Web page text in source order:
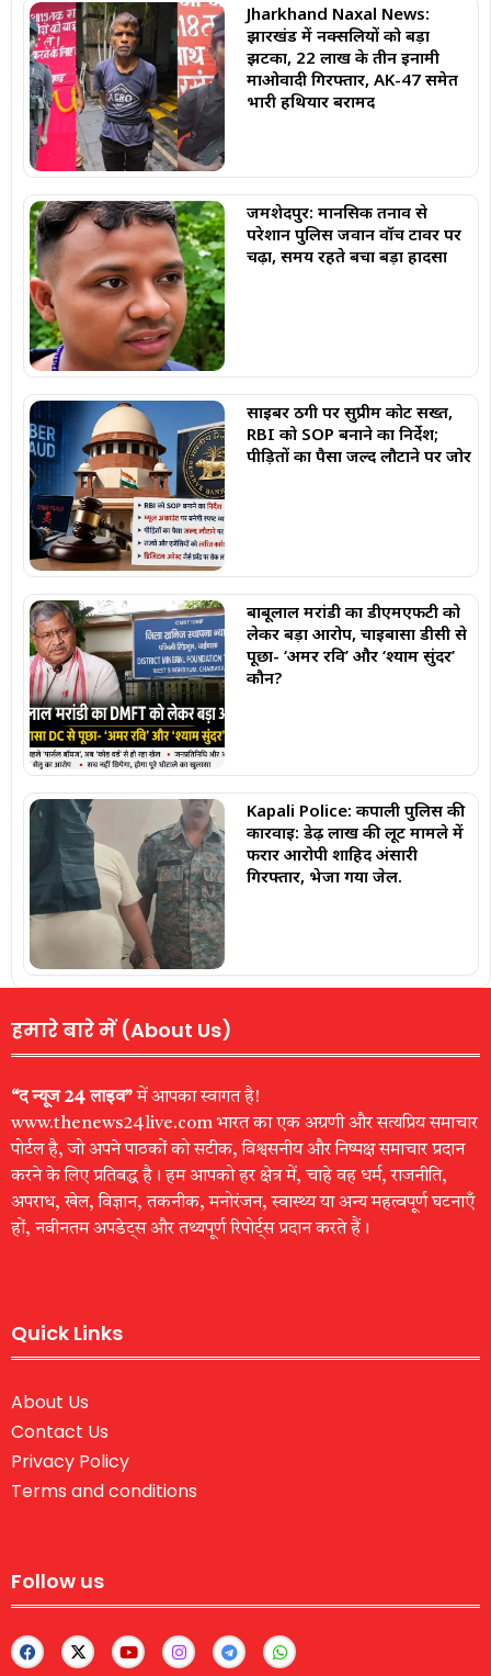
Jharkhand Naxal News:
झारखंड में नक्सलियों को बड़ा
झटका, 22 लाख के तीन इनामी
माओवादी गिरफ्तार, AK-47 समेत
भारी हथियार बरामद
जमशेदपुर: मानसिक तनाव से
परेशान पुलिस जवान वॉच टावर पर
चढ़ा, समय रहते बचा बड़ा हादसा
साइबर ठगी पर सुप्रीम कोर्ट सख्त,
RBI को SOP बनाने का निर्देश;
पीड़ितों का पैसा जल्द लौटाने पर जोर
बाबूलाल मरांडी का डीएमएफटी को
लेकर बड़ा आरोप, चाईबासा डीसी से
पूछा- ‘अमर रवि’ और ‘श्याम सुंदर’
कौन?
Kapali Police: कपाली पुलिस की
कार्रवाई: डेढ़ लाख की लूट मामले में
फरार आरोपी शाहिद अंसारी
गिरफ्तार, भेजा गया जेल.
हमारे बारे में (About Us)
“द न्यूज 24 लाइव”में आपका स्वागत है!
www.thenews24live.com भारत का एक अग्रणी और सत्यप्रिय समाचार
पोर्टल है, जो अपने पाठकों को सटीक, विश्वसनीय और निष्पक्ष समाचार प्रदान
करने के लिए प्रतिबद्ध है। हम आपको हर क्षेत्र में, चाहे वह धर्म, राजनीति,
अपराध, खेल, विज्ञान, तकनीक, मनोरंजन, स्वास्थ्य या अन्य महत्वपूर्ण घटनाएँ
हों, नवीनतम अपडेट्स और तथ्यपूर्ण रिपोर्ट्स प्रदान करते हैं।
Quick Links
About Us
Contact Us
Privacy Policy
Terms and conditions
Follow us